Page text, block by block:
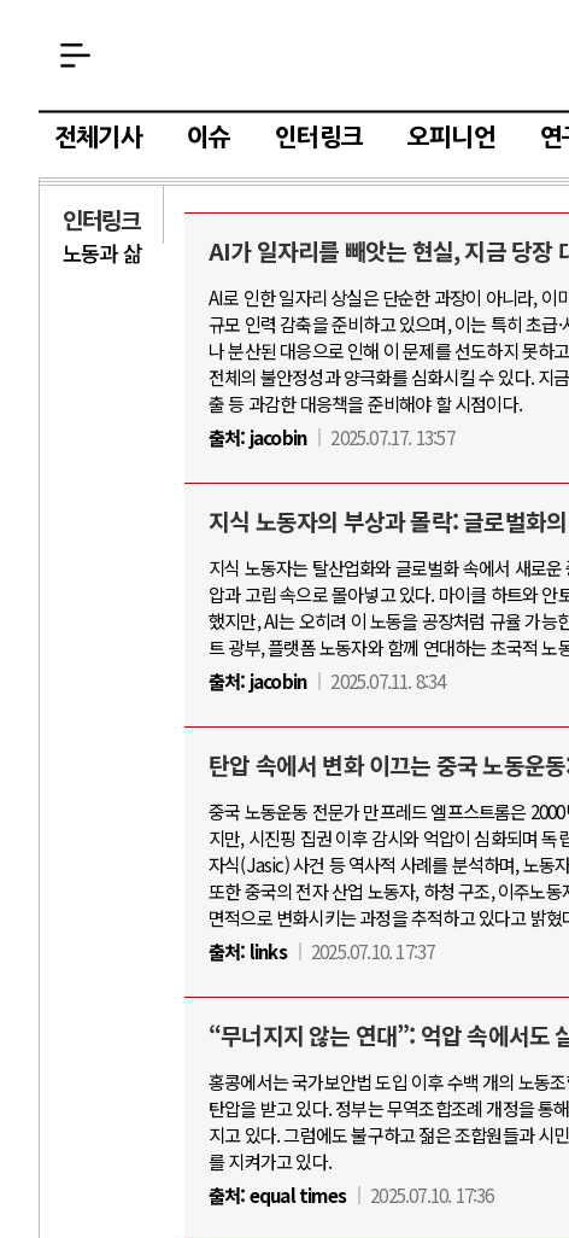
전체기사 이슈 인터링크 오피니언 연
인터링크
노동과 삶 AI가 일자리를 빼앗는 현실, 지금 당장
AI로 인한 일자리 상실은 단순한 과장이 아니라, 이
규모 인력 감축을 준비하고 있으며, 이는 특히 초급
나 분산된 대응으로 인해 이 문제를 선도하지 못하
전체의 불안정성과 양극화를 심화시킬 수 있다. 지
출 등 과감한 대응책을 준비해야 할 시점이다.
출처: jacobin 2025.07.17. 13:57
지식 노동자의 부상과 몰락: 글로벌화
지식 노동자는 탈산업화와 글로벌화 속에서 새로
압과 고립 속으로 몰아넣고 있다. 마이클 하트와
했지만, AI는 오히려 이 노동을 공장처럼 규율 가
트 광부, 플랫폼 노동자와 함께 연대하는 초국적
출처: jacobin 2025.07.11. 8:34
탄압 속에서 변화 이끄는 중국 노동운
중국 노동운동 전문가 만프레드 엘프스트롬은
지만, 시진핑 집권 이후 감시와 억압이 심화되며
자식(Jasic) 사건 등 역사적 사례를 분석하며, 노동
또한 중국의 전자 산업 노동자, 하청 구조, 이주노
면적으로 변화시키는 과정을 추적하고 있다고 밝혔
출처: links 2025.07.10. 17:37
“무너지지 않는 연대”: 억압 속에서도
홍콩에서는 국가보안법 도입 이후 수백 개의 노동
탄압을 받고 있다. 정부는 무역조합조례 개정을 통
지고 있다. 그럼에도 불구하고 젊은 조합원들과 시
를 지켜가고 있다.
출처:equal times 2025.07.10. 17:36
AI와 인
중국 AI, 저가 공세
AI 국부펀드 구상
AI 데이터센터 반대
AI의 숨은 환경 비용
AI는 어떻게 미국